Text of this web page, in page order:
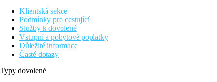
Klientská sekce
Podmínky pro cestující
Služby k dovolené
Vstupní a pobytové poplatky
Důležité informace
Časté dotazy
Typy dovolené